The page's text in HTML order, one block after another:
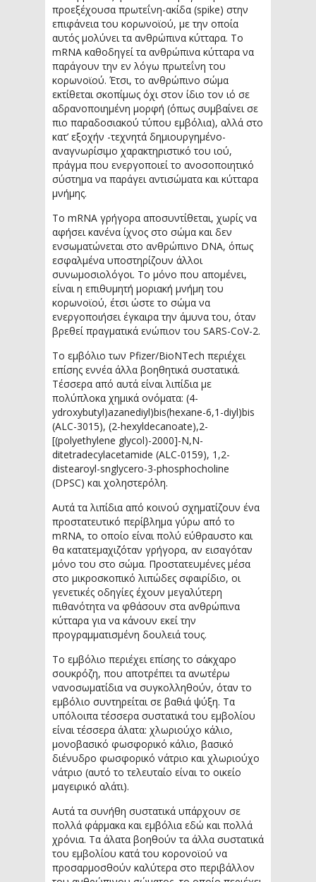
προεξέχουσα πρωτεΐνη-ακίδα (spike) στην
επιφάνεια του κορωνοϊού, με την οποία
αυτός μολύνει τα ανθρώπινα κύτταρα. Το
mRNA καθοδηγεί τα ανθρώπινα κύτταρα να
παράγουν την εν λόγω πρωτεΐνη του
κορωνοϊού. Έτσι, το ανθρώπινο σώμα
εκτίθεται σκοπίμως όχι στον ίδιο τον ιό σε
αδρανοποιημένη μορφή (όπως συμβαίνει σε
πιο παραδοσιακού τύπου εμβόλια), αλλά στο
κατ’ εξοχήν -τεχνητά δημιουργημένο-
αναγνωρίσιμο χαρακτηριστικό του ιού,
πράγμα που ενεργοποιεί το ανοσοποιητικό
σύστημα να παράγει αντισώματα και κύτταρα
μνήμης.
Το mRNA γρήγορα αποσυντίθεται, χωρίς να
αφήσει κανένα ίχνος στο σώμα και δεν
ενσωματώνεται στο ανθρώπινο DNA, όπως
εσφαλμένα υποστηρίζουν άλλοι
συνωμοσιολόγοι. Το μόνο που απομένει,
είναι η επιθυμητή μοριακή μνήμη του
κορωνοϊού, έτσι ώστε το σώμα να
ενεργοποιήσει έγκαιρα την άμυνα του, όταν
βρεθεί πραγματικά ενώπιον του SARS-CoV-2.
Το εμβόλιο των Pfizer/BioNTech περιέχει
επίσης εννέα άλλα βοηθητικά συστατικά.
Τέσσερα από αυτά είναι λιπίδια με
πολύπλοκα χημικά ονόματα: (4-
ydroxybutyl)azanediyl)bis(hexane-6,1-diyl)bis
(ALC-3015), (2-hexyldecanoate),2-
[(polyethylene glycol)-2000]-N,N-
ditetradecylacetamide (ALC-0159), 1,2-
distearoyl-snglycero-3-phosphocholine
(DPSC) και χοληστερόλη.
Αυτά τα λιπίδια από κοινού σχηματίζουν ένα
προστατευτικό περίβλημα γύρω από το
mRNA, το οποίο είναι πολύ εύθραυστο και
θα κατατεμαχιζόταν γρήγορα, αν εισαγόταν
μόνο του στο σώμα. Προστατευμένες μέσα
στο μικροσκοπικό λιπώδες σφαιρίδιο, οι
γενετικές οδηγίες έχουν μεγαλύτερη
πιθανότητα να φθάσουν στα ανθρώπινα
κύτταρα για να κάνουν εκεί την
προγραμματισμένη δουλειά τους.
Το εμβόλιο περιέχει επίσης το σάκχαρο
σουκρόζη, που αποτρέπει τα ανωτέρω
νανοσωματίδια να συγκολληθούν, όταν το
εμβόλιο συντηρείται σε βαθιά ψύξη. Τα
υπόλοιπα τέσσερα συστατικά του εμβολίου
είναι τέσσερα άλατα: χλωριούχο κάλιο,
μονοβασικό φωσφορικό κάλιο, βασικό
διένυδρο φωσφορικό νάτριο και χλωριούχο
νάτριο (αυτό το τελευταίο είναι το οικείο
μαγειρικό αλάτι).
Αυτά τα συνήθη συστατικά υπάρχουν σε
πολλά φάρμακα και εμβόλια εδώ και πολλά
χρόνια. Τα άλατα βοηθούν τα άλλα συστατικά
του εμβολίου κατά του κορονοϊού να
προσαρμοσθούν καλύτερα στο περιβάλλον